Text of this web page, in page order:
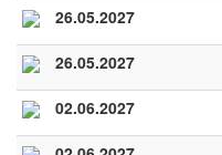
26.05.2027
26.05.2027
02.06.2027